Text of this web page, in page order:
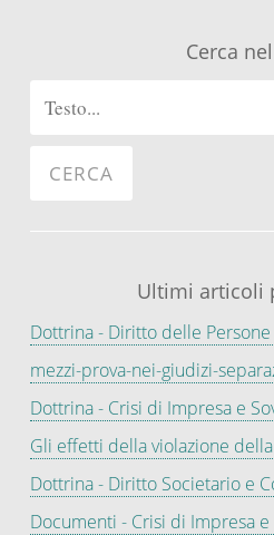
Cerca
Ultimi articoli
Dottrina - Diritto delle
mezzi-prova-nei-giudizi-
Dottrina - Crisi di Impresa e
Gli effetti della violazione
Dottrina - Diritto Societario e
Documenti - Crisi di Impresa